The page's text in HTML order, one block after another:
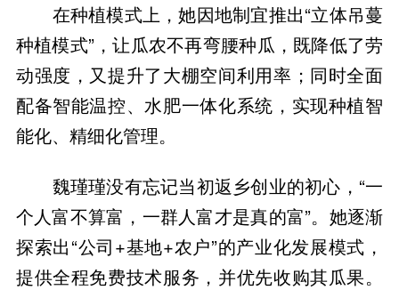
在种植模式上，她因地制宜推出“立体吊蔓
种植模式”，让瓜农不再弯腰种瓜，既降低了劳
动强度，又提升了大棚空间利用率；同时全面
配备智能温控、水肥一体化系统，实现种植智
魏瑾瑾没有忘记当初返乡创业的初心，“一
个人富不算富，一群人富才是真的富”。她逐渐
探索出“公司+基地+农户”的产业化发展模式，
提供全程免费技术服务，并优先收购其瓜果。